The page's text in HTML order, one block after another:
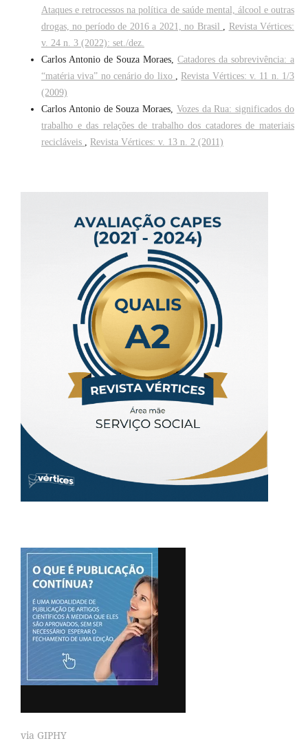
Ataques e retrocessos na política de saúde mental, álcool e outras
drogas, no período de 2016 a 2021, no Brasil , Revista Vértices:
v. 24 n. 3 (2022): set./dez.
Carlos Antonio de Souza Moraes,Catadores da sobrevivência: a
“matéria viva” no cenário do lixo , Revista Vértices: v. 11 n. 1/3
(2009)
Carlos Antonio de Souza Moraes, Vozes da Rua: significados do
trabalho e das relações de trabalho dos catadores de materiais
recicláveis , Revista Vértices: v. 13 n. 2 (2011)
via GIPHY